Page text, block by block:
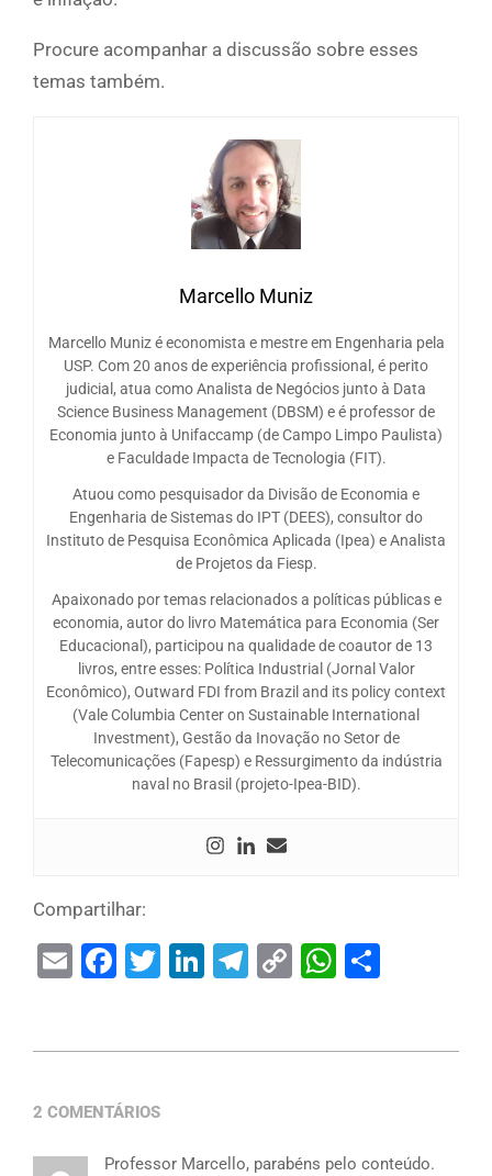
Procure acompanhar a discussão sobre esses
temas também.
Marcello Muniz
Marcello Muniz é economista e mestre em Engenharia pela
USP. Com 20 anos de experiência profissional, é perito
judicial, atua como Analista de Negócios junto à Data
Science Business Management (DBSM) e é professor de
Economia junto à Unifaccamp (de Campo Limpo Paulista)
e Faculdade Impacta de Tecnologia (FIT).
Atuou como pesquisador da Divisão de Economia e
Engenharia de Sistemas do IPT (DEES), consultor do
Instituto de Pesquisa Econômica Aplicada (Ipea) e Analista
de Projetos da Fiesp.
Apaixonado por temas relacionados a políticas públicas e
economia, autor do livro Matemática para Economia (Ser
Educacional), participou na qualidade de coautor de 13
livros, entre esses: Política Industrial (Jornal Valor
Econômico), Outward FDI from Brazil and its policy context
(Vale Columbia Center on Sustainable International
Investment), Gestão da Inovação no Setor de
Telecomunicações (Fapesp) e Ressurgimento da indústria
naval no Brasil (projeto-Ipea-BID).
Compartilhar:
EmailFacebook
Twitter
LinkedIn
Telegram
Copy
2 COMENTÁRIOS
Professor Marcello, parabéns pelo conteúdo.